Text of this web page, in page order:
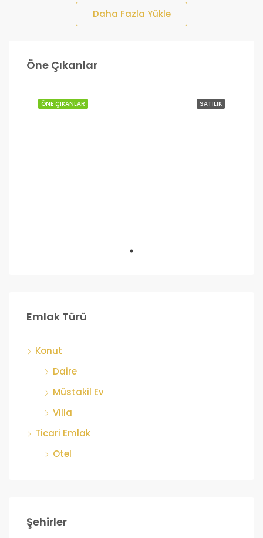
Daha Fazla Yükle
Öne Çıkanlar
SATILIK
ÖNE ÇIKANLAR
£200,000
Lefkoşa
Emlak Türü
Konut
Daire
Müstakil Ev
Villa
Ticari Emlak
Otel
Şehirler